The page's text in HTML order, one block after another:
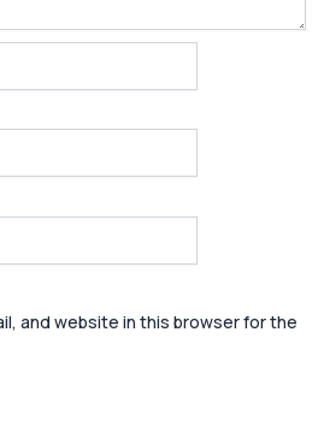
and website in this browser for the